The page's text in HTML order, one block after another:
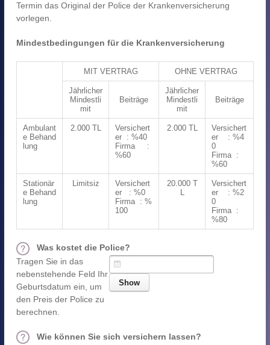
Termin das Original der Police der Krankenversicherung
vorlegen.
Mindestbedingungen für die Krankenversicherung
MIT VERTRAG OHNE VERTRAG
Jährlicher
Mindestli
mit
Beiträge
Jährlicher
Mindestli
mit
Beiträge
Ambulant
e Behand
lung
2.000 TL
Versichert
er : %40
Firma :
%60
2.000 TL
Versichert
er : %4
0
Firma :
%60
Stationär
e Behand
lung
Limitsiz
Versichert
er : %0
Firma : %
100
20.000 T
L
Versichert
er : %2
0
Firma :
%80
Was kostet die Police?
Tragen Sie in das
nebenstehende Feld Ihr
Geburtsdatum ein, um
den Preis der Police zu
berechnen.
Wie können Sie sich versichern lassen?